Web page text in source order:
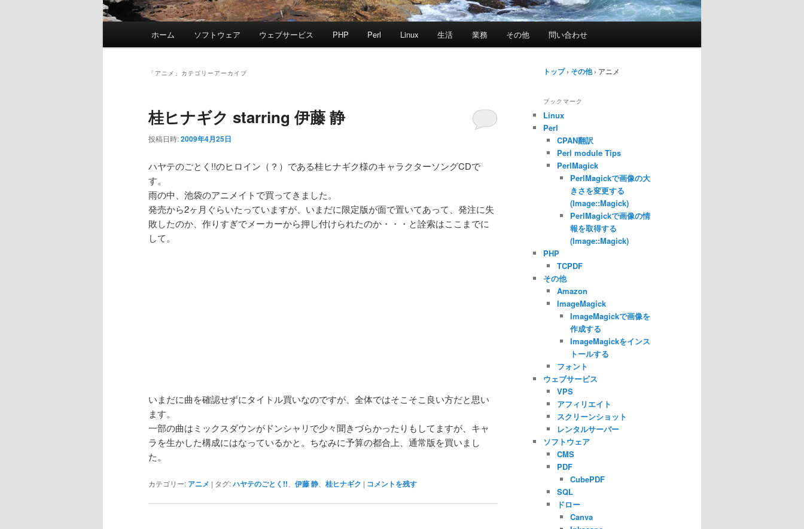
ホーム ソフトウェア ウェブサービス PHP Perl Linux 生活 業務 その他 問い合わせ
「 アニメ 」カテゴリーアーカイブ
桂ヒナギク starring 伊藤 静
投稿日時:2009年4月25日
ハヤテのごとく!!のヒロイン（？）である桂ヒナギク様のキャラクターソングCDで
す。
雨の中、池袋のアニメイトで買ってきました。
発売から2ヶ月ぐらいたっていますが、いまだに限定版が面で置いてあって、発注に失
敗したのか、作りすぎでメーカーから押し付けられたのか・・・と詮索はここまでに
して。
いまだに曲を確認せずにタイトル買いなのですが、全体ではそこそこ良い方だと思い
ます。
一部の曲はミックスダウンがドンシャリで少々聞きづらかったりもしてますが、キャ
ラを生かした構成にはなっているかと。ちなみに予算の都合上、通常版を買いまし
た。
カテゴリー: アニメ | タグ:ハヤテのごとく!! 伊藤 静、 桂ヒナギク | コメントを残す
トップ › その他 › アニメ
ブックマーク
Linux
Perl
CPAN翻訳
Perl module Tips
PerlMagick
PerlMagickで画像の大
きさを変更する
(Image::Magick)
PerlMagickで画像の情
報を取得する
(Image::Magick)
PHP
TCPDF
その他
Amazon
ImageMagick
ImageMagickで画像を
作成する
ImageMagickをインス
トールする
フォント
ウェブサービス
VPS
アフィリエイト
スクリーンショット
レンタルサーバー
ソフトウェア
CMS
PDF
CubePDF
SQL
ドロー
Canva